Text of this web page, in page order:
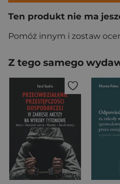
Ten produkt nie ma
Pomóż innym i zostaw
Z tego samego